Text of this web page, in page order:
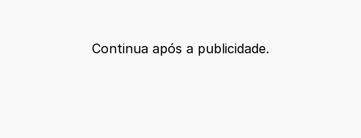
Continua após a publicidade.